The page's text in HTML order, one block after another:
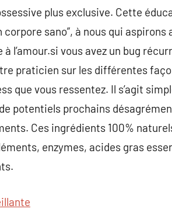
plus exclusive. Cette
sano”, à nous qui
l’amour.si vous avez un bug
praticien sur les différentes
que vous ressentez. Il s’agit
potentiels prochains
Ces ingrédients 100%
enzymes, acides gras